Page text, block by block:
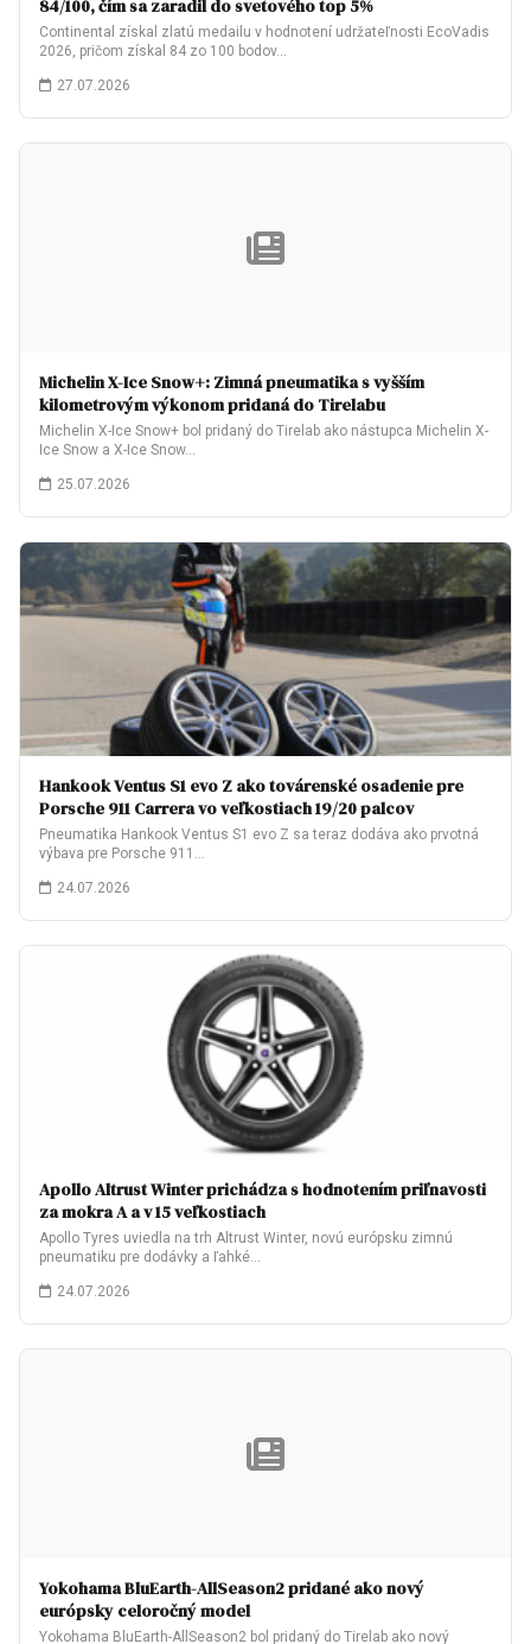
84/100, čím sa zaradil do svetového top 5%
Continental získal zlatú medailu v hodnotení udržateľnosti EcoVadis
2026, pričom získal 84 zo 100 bodov…
27.07.2026
Michelin X-Ice Snow+: Zimná pneumatika s vyšším
kilometrovým výkonom pridaná do Tirelabu
Michelin X-Ice Snow+ bol pridaný do Tirelab ako nástupca Michelin X-
Ice Snow a X-Ice Snow…
25.07.2026
Hankook Ventus S1 evo Z ako továrenské osadenie pre
Porsche 911 Carrera vo veľkostiach 19/20 palcov
Pneumatika Hankook Ventus S1 evo Z sa teraz dodáva ako prvotná
výbava pre Porsche 911…
24.07.2026
Apollo Altrust Winter prichádza s hodnotením priľnavosti
za mokra A a v 15 veľkostiach
Apollo Tyres uviedla na trh Altrust Winter, novú európsku zimnú
pneumatiku pre dodávky a ľahké…
24.07.2026
Yokohama BluEarth-AllSeason2 pridané ako nový
európsky celoročný model
Yokohama BluEarth-AllSeason2 bol pridaný do Tirelab ako nový